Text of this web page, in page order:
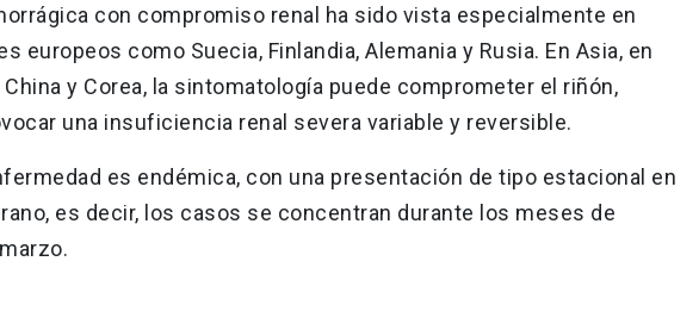
con compromiso renal ha sido vista especialmente en
europeos como Suecia, Finlandia, Alemania y Rusia. En Asia, en
y Corea, la sintomatología puede comprometer el riñón,
una insuficiencia renal severa variable y reversible.
es endémica, con una presentación de tipo estacional en
es decir, los casos se concentran durante los meses de